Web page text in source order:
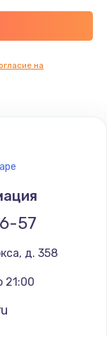
на
57
д. 358
21:00